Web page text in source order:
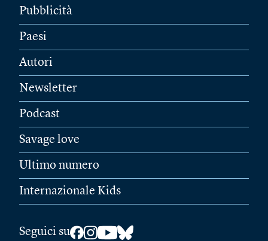
Pubblicità
Paesi
Autori
Newsletter
Podcast
Savage love
Ultimo numero
Internazionale Kids
Seguici su